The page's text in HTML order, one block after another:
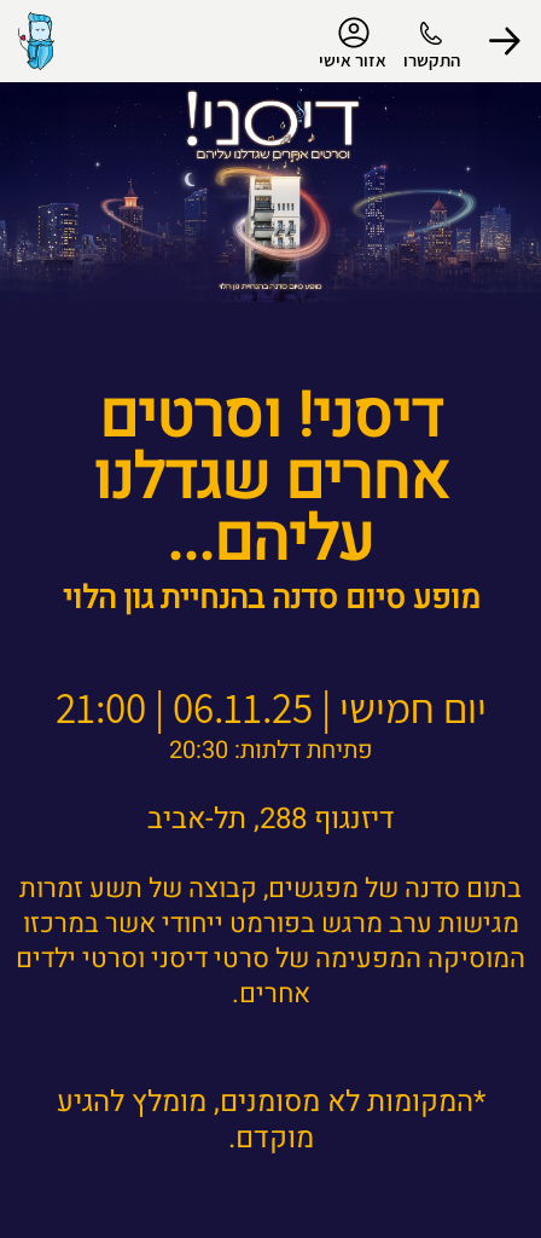
התקשרו אזור אישי
הפרופיל שלי
התנתק
דיסני! וסרטים
אחרים שגדלנו
עליהם...
מופע סיום סדנה בהנחיית גון הלוי
יום חמישי | 06.11.25 | 21:00
פתיחת דלתות: 20:30
דיזנגוף 288, תל-אביב
בתום סדנה של מפגשים, קבוצה של תשע זמרות
מגישות ערב מרגש בפורמט ייחודי אשר במרכזו
המוסיקה המפעימה של סרטי דיסני וסרטי ילדים
אחרים.
*המקומות לא מסומנים, מומלץ להגיע
מוקדם.